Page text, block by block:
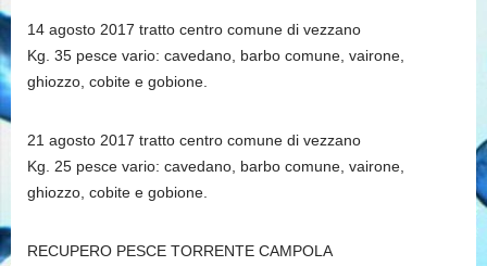
14 agosto 2017 tratto centro comune di vezzano
Kg. 35 pesce vario: cavedano, barbo comune, vairone,
ghiozzo, cobite e gobione.
21 agosto 2017 tratto centro comune di vezzano
Kg. 25 pesce vario: cavedano, barbo comune, vairone,
ghiozzo, cobite e gobione.
RECUPERO PESCE TORRENTE CAMPOLA